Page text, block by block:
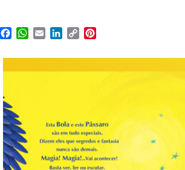
Facebook
WhatsApp
EmailLinkedIn
Copy